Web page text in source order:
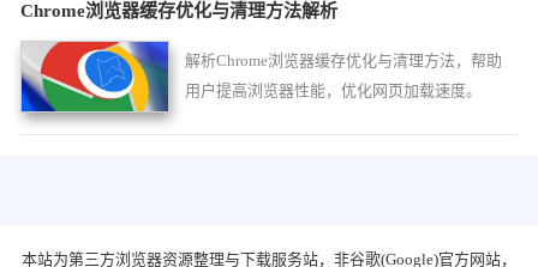
Chrome浏览器缓存优化与清理方法解析
解析Chrome浏览器缓存优化与清理方法，帮助
用户提高浏览器性能，优化网页加载速度。
本站为第三方浏览器资源整理与下载服务站，非谷歌(Google)官方网站，